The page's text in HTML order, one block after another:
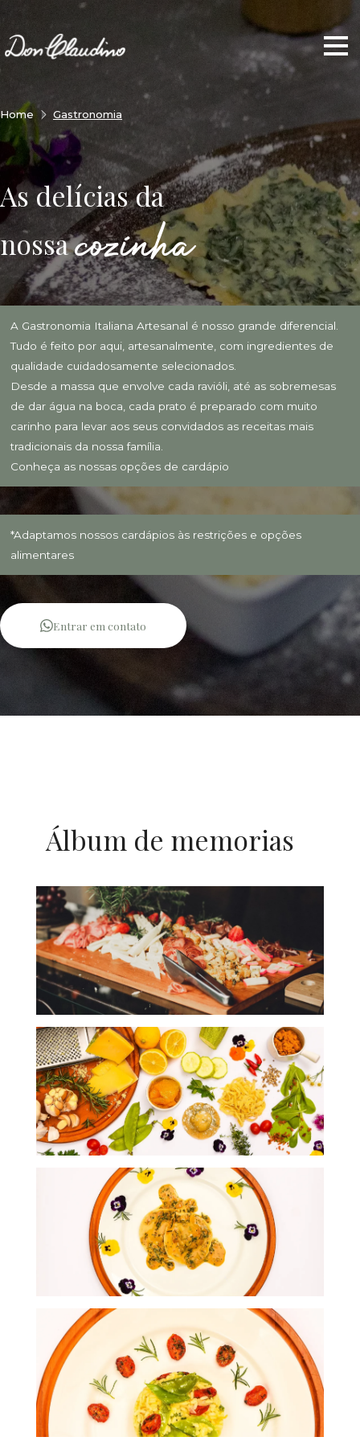
Home Gastronomia
As delícias da
nossacozinha
A Gastronomia Italiana Artesanal é nosso grande diferencial.
Tudo é feito por aqui, artesanalmente, com ingredientes de
qualidade cuidadosamente selecionados.
Desde a massa que envolve cada ravióli, até as sobremesas
de dar água na boca, cada prato é preparado com muito
carinho para levar aos seus convidados as receitas mais
tradicionais da nossa família.
Conheça as nossas opções de cardápio
*Adaptamos nossos cardápios às restrições e opções
alimentares
Entrar em contato
Álbum de memorias